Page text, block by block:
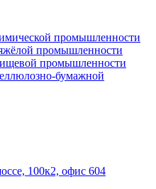
промышленности
промышленности
промышленности
бумажной
100к2, офис 604